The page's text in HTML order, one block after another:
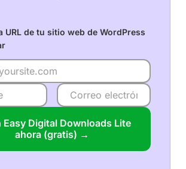
URL de tu sitio web de WordPress
Easy Digital Downloads Lite
ahora (gratis) →